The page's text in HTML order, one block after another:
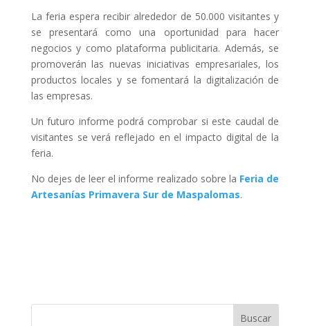
La feria espera recibir alrededor de 50.000 visitantes y
se presentará como una oportunidad para hacer
negocios y como plataforma publicitaria. Además, se
promoverán las nuevas iniciativas empresariales, los
productos locales y se fomentará la digitalización de
las empresas.
Un futuro informe podrá comprobar si este caudal de
visitantes se verá reflejado en el impacto digital de la
feria.
No dejes de leer el informe realizado sobre la Feria de
Artesanías Primavera Sur de Maspalomas.
Buscar